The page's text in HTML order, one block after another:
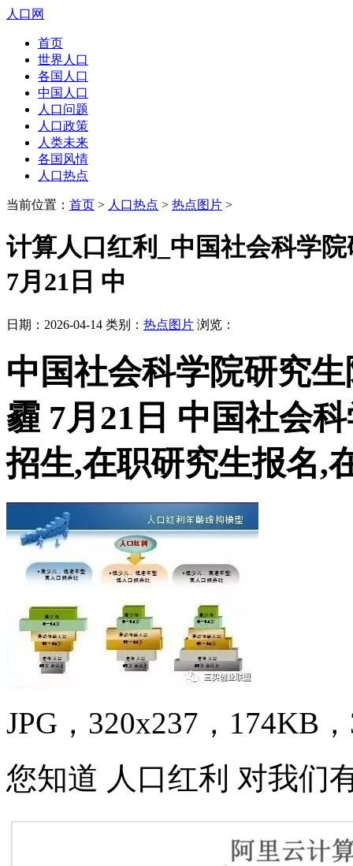
人口网
首页
世界人口
各国人口
中国人口
人口问题
人口政策
人类未来
各国风情
人口热点
当前位置： 首页 > 人口热点 > 热点图片 >
计算人口红利_中国社会科学
7月21日 中
日期：2026-04-14 类别： 热点图片 浏览：
中国社会科学院研究
霾 7月21日 中国社会
招生,在职研究生报名,
JPG，320x237，174KB
您知道 人口红利 对我们